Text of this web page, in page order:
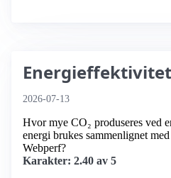
Energieffektivitet
2026-07-13
Hvor mye CO₂ produseres ved
energi brukes sammenlignet
Webperf?
Karakter: 2.40 av 5